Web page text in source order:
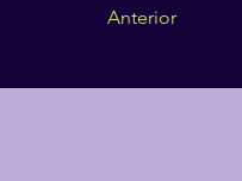
Anterior